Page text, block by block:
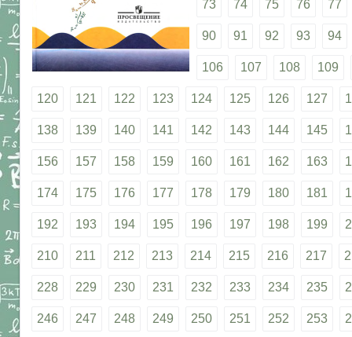
73 74 75 76 77
90 91 92 93 94
106 107 108 109
120 121 122 123 124 125 126 127
138 139 140 141 142 143 144 145
156 157 158 159 160 161 162 163
174 175 176 177 178 179 180 181
192 193 194 195 196 197 198 199
210 211 212 213 214 215 216 217
228 229 230 231 232 233 234 235
246 247 248 249 250 251 252 253